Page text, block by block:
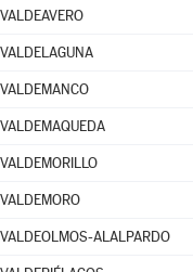
VALDEAVERO
VALDELAGUNA
VALDEMANCO
VALDEMAQUEDA
VALDEMORILLO
VALDEMORO
VALDEOLMOS-ALALPARDO